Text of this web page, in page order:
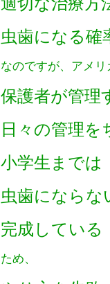
虫歯になる確
なのですが、アメ
保護者が管理
日々の管理
小学生までは
虫歯にならな
完成している
ため、